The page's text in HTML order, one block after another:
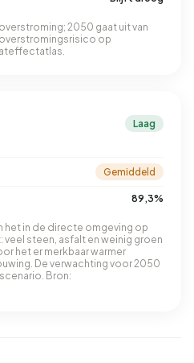
2050 gaat uit van
op
Laag
Gemiddeld
89,3%
het in de directe omgeving op
veel steen, asfalt en weinig groen
het er merkbaar warmer
De verwachting voor 2050
Bron: